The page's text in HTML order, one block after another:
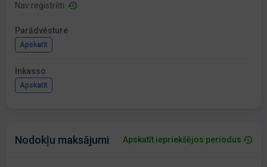
Nav reģistrēti
Parādvēsture
Apskatīt
Inkasso
Apskatīt
Nodokļu maksājumi Apskatīt iepriekšējos periodus